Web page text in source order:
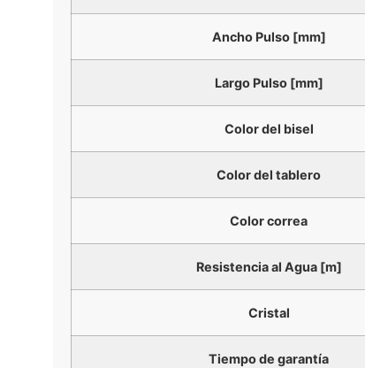
Ancho Pulso [mm]
Largo Pulso [mm]
Color del bisel
Color del tablero
Color correa
Resistencia al Agua [m]
Cristal
Tiempo de garantía